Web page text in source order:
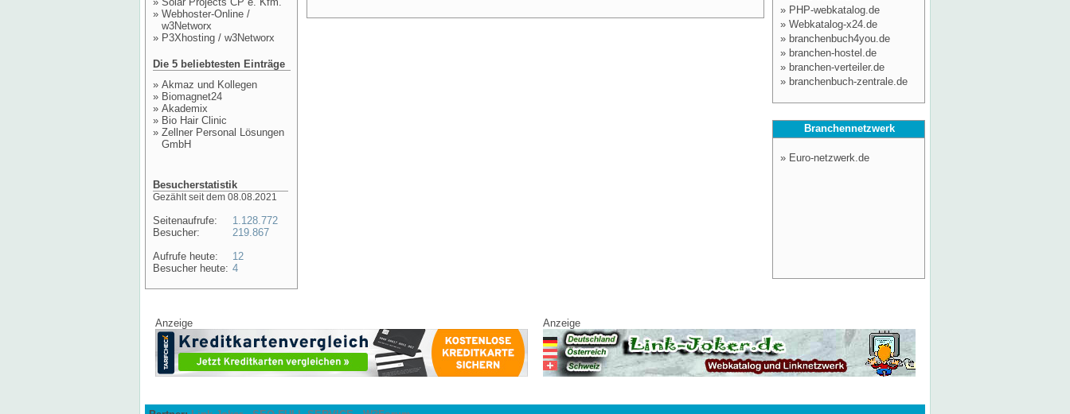
» Webhoster-Online /
w3Networx
» P3Xhosting / w3Networx
Die 5 beliebtesten Einträge
» Akmaz und Kollegen
» Biomagnet24
» Akademix
» Bio Hair Clinic
» Zellner Personal Lösungen
GmbH
Besucherstatistik
Gezählt seit dem 08.08.2021
Seitenaufrufe:
Besucher:
Aufrufe heute:
Besucher heute:
1.128.772
219.867
12
4
» PHP-webkatalog.de
» Webkatalog-x24.de
» branchenbuch4you.de
» branchen-hostel.de
» branchen-verteiler.de
» branchenbuch-zentrale.de
Branchennetzwerk
» Euro-netzwerk.de
Anzeige Anzeige